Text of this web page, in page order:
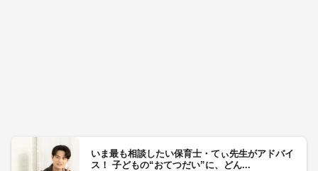
いま最も相談したい保育士・てぃ先生がアドバイ
ス！ 子どもの“おてつだい”に、どん...